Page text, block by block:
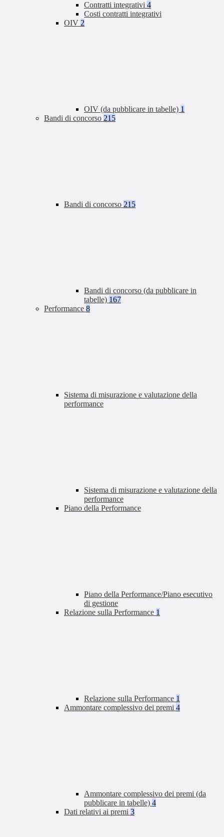
Contratti integrativi 4
Costi contratti integrativi
OIV 2
OIV (da pubblicare in tabelle) 1
Bandi di concorso 215
Bandi di concorso 215
Bandi di concorso (da pubblicare in
tabelle) 167
Performance 8
Sistema di misurazione e valutazione della
performance
Sistema di misurazione e valutazione della
performance
Piano della Performance
Piano della Performance/Piano esecutivo
di gestione
Relazione sulla Performance 1
Relazione sulla Performance 1
Ammontare complessivo dei premi 4
Ammontare complessivo dei premi (da
pubblicare in tabelle) 4
Dati relativi ai premi 3